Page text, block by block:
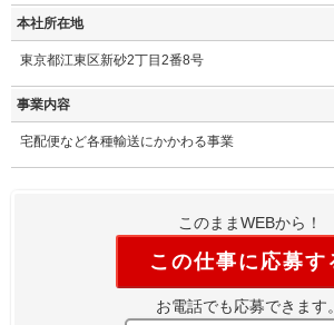
本社所在地
東京都江東区新砂2丁目2番8号
事業内容
宅配便など各種輸送にかかわる事業
このままWEBから！
この仕事に応募す
お電話でも応募できます。